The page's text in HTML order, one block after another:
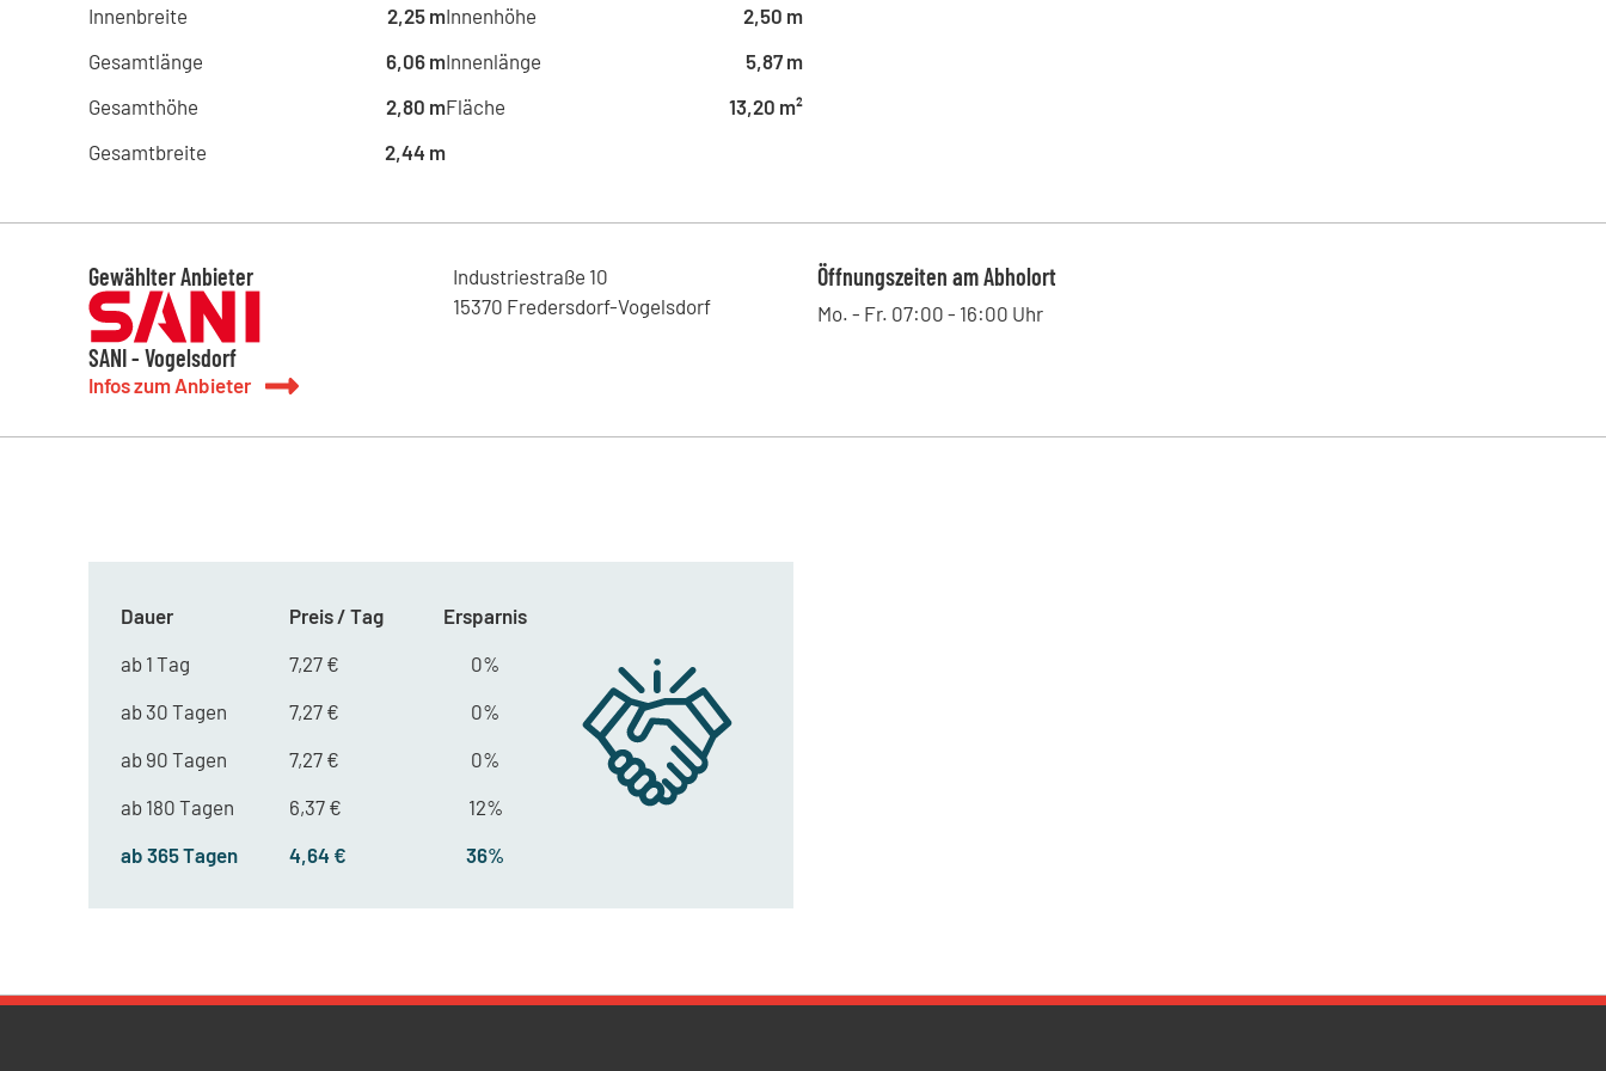
Innenbreite
2,25 m
Gesamtlänge
6,06 m
Gesamthöhe
2,80 m
Gesamtbreite
2,44 m
Innenhöhe
2,50 m
Innenlänge
5,87 m
Fläche
13,20 m²
Gewählter Anbieter
SANI - Vogelsdorf
Infos zum Anbieter
Industriestraße 10
15370 Fredersdorf-Vogelsdorf
Öffnungszeiten am Abholort
Mo. - Fr. 07:00 - 16:00 Uhr
Dauer Preis / Tag
Ersparnis
ab 1 Tag
7,27 €
0%
ab 30 Tagen
7,27 €
0%
ab 90 Tagen
7,27 €
0%
ab 180 Tagen
6,37 €
12%
ab 365 Tagen
4,64 € 36%